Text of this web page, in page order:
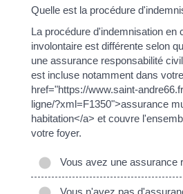
Quelle est la procédure
La procédure d'indemnisation en
involontaire est différente selon
une assurance responsabilité
est incluse notamment dans
href="https://www.saint-
ligne/?xml=F1350">assurance
habitation</a> et couvre
votre foyer.
Vous avez une assurance
Vous n'avez pas